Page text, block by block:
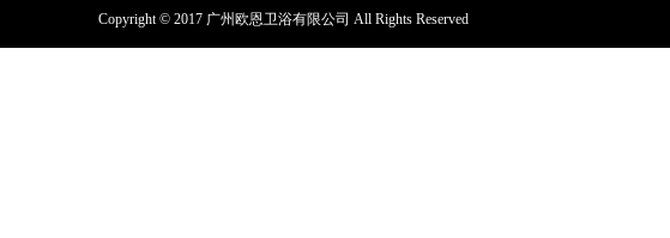
Copyright © 2017 广州欧恩卫浴有限公司 All Rights Reserved